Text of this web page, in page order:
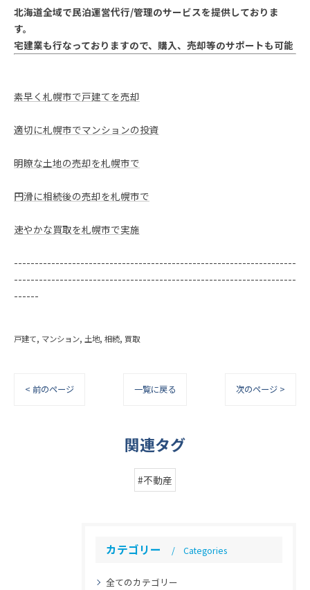
北海道全域で民泊運営代行/管理のサービスを提供しておりま
す。
宅建業も行なっておりますので、購入、売却等のサポートも可能
素早く札幌市で戸建てを売却
適切に札幌市でマンションの投資
明瞭な土地の売却を札幌市で
円滑に相続後の売却を札幌市で
速やかな買取を札幌市で実施
--------------------------------------------------------------------
--------------------------------------------------------------------
------
戸建て マンション 土地 相続 買取
< 前のページ 一覧に戻る 次のページ >
関連タグ
#不動産
カテゴリー Categories
全てのカテゴリー